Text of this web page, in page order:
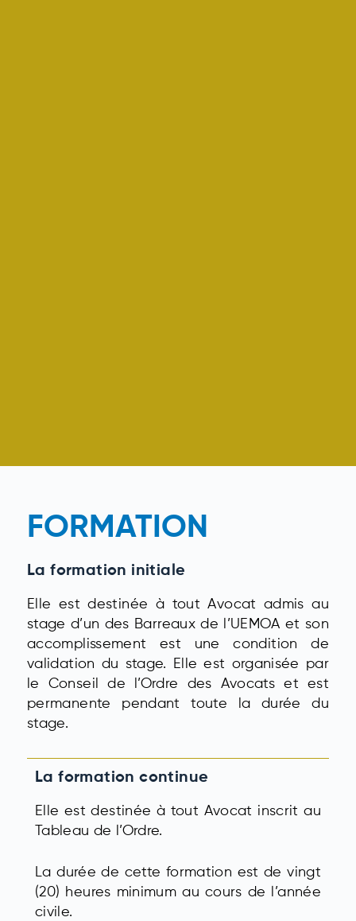
FORMATION
La formation initiale
Elle est destinée à tout Avocat admis au
stage d’un des Barreaux de l’UEMOA et son
accomplissement est une condition de
validation du stage. Elle est organisée par
le Conseil de l’Ordre des Avocats et est
permanente pendant toute la durée du
stage.
La formation continue
Elle est destinée à tout Avocat inscrit au
Tableau de l’Ordre.
La durée de cette formation est de vingt
(20) heures minimum au cours de l’année
civile.